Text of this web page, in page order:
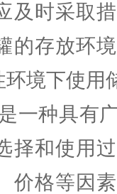
及时采取
的存放环
境下使用
一种具有
择和使用
价格等因